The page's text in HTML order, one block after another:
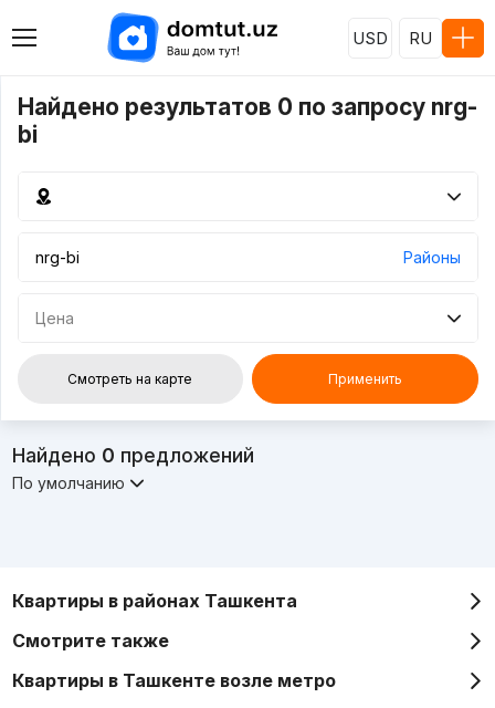
USD RU
Найдено результатов 0 по запросу nrg-
bi
Районы
Цена
Смотреть на карте Применить
Найдено 0 предложений
По умолчанию
Квартиры в районах Ташкента
Смотрите также
Квартиры в Ташкенте возле метро